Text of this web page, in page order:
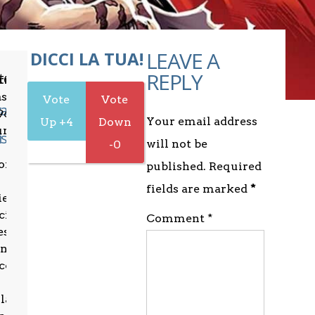
DICCI LA TUA!
4
0
LEAVE A
REPLY
Your email address
will not be
published. Required
fields are marked *
Comment *